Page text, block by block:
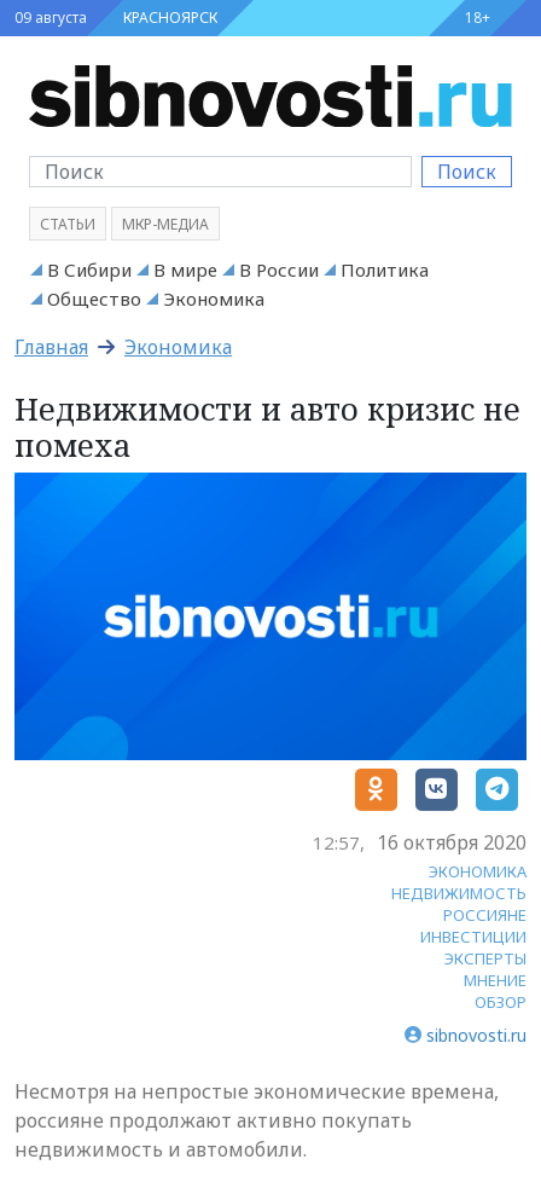
09 августа КРАСНОЯРСК 18+
Поиск
СТАТЬИ МКР-МЕДИА
В Сибири В мире В России
Политика
Общество
Экономика
Главная Экономика
Недвижимости и авто кризис не
помеха
12:57, 16 октября 2020
ЭКОНОМИКА
НЕДВИЖИМОСТЬ
РОССИЯНЕ
ИНВЕСТИЦИИ
ЭКСПЕРТЫ
МНЕНИЕ
ОБЗОР
sibnovosti.ru
Несмотря на непростые экономические времена,
россияне продолжают активно покупать
недвижимость и автомобили.